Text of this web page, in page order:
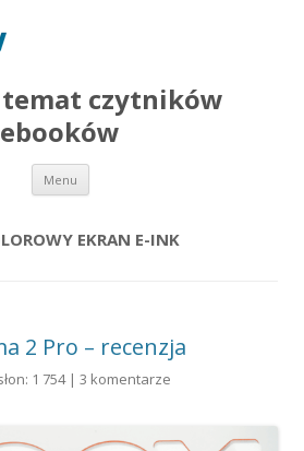
temat czytników
ebooków
Menu Przejdź do treści
EKRAN E-INK
2 Pro – recenzja
1 754 | 3 komentarze